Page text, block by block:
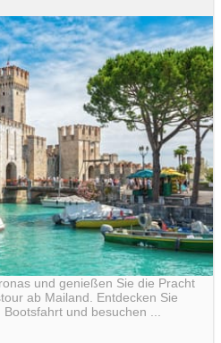
und genießen Sie die Pracht
ab Mailand. Entdecken Sie
und besuchen ...